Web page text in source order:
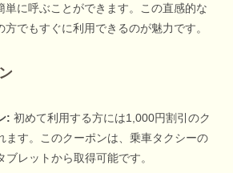
単に呼ぶことができます。この直感的な
でもすぐに利用できるのが魅力です。
: 初めて利用する方には1,000円割引のク
ます。このクーポンは、乗車タクシーの
レットから取得可能です。